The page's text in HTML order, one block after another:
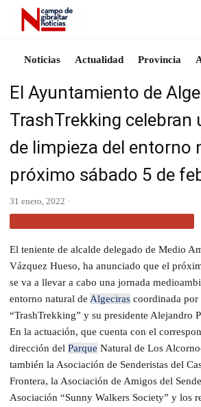
Noticias Actualidad Provincia
El Ayuntamiento de
TrashTrekking celebran
de limpieza del entorno
próximo sábado 5 de
31 enero, 2022 ·
El teniente de alcalde delegado de Medio
Vázquez Hueso, ha anunciado que el
se va a llevar a cabo una jornada
entorno natural de Algeciras coordinada por
“TrashTrekking” y su presidente Alejandro
En la actuación, que cuenta con el
dirección del Parque Natural de Los
también la Asociación de Senderistas del
Frontera, la Asociación de Amigos del
Asociación “Sunny Walkers Society” y los